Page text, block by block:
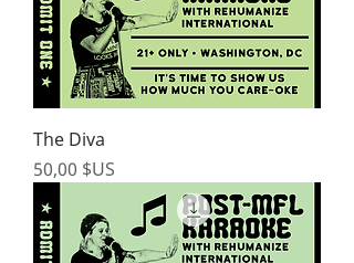
The Diva
Prix
50,00 $US